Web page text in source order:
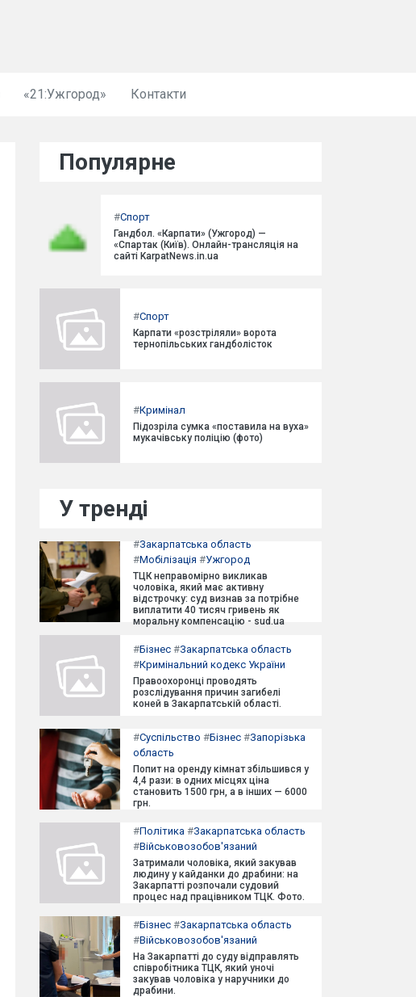
«21:Ужгород» Контакти
Популярне
#Спорт
Гандбол. «Карпати» (Ужгород) —
«Спартак (Київ). Онлайн-трансляція на
сайті KarpatNews.in.ua
#Спорт
Карпати «розстріляли» ворота
тернопільських гандболісток
#Кримінал
Підозріла сумка «поставила на вуха»
мукачівську поліцію (фото)
У тренді
#Закарпатська область
#Мобілізація #Ужгород
ТЦК неправомірно викликав
чоловіка, який має активну
відстрочку: суд визнав за потрібне
виплатити 40 тисяч гривень як
моральну компенсацію - sud.ua
#Бізнес #Закарпатська область
#Кримінальний кодекс України
Правоохоронці проводять
розслідування причин загибелі
коней в Закарпатській області.
#Суспільство #Бізнес #Запорізька
область
Попит на оренду кімнат збільшився у
4,4 рази: в одних місцях ціна
становить 1500 грн, а в інших — 6000
грн.
#Політика #Закарпатська область
#Військовозобов'язаний
Затримали чоловіка, який закував
людину у кайданки до драбини: на
Закарпатті розпочали судовий
процес над працівником ТЦК. Фото.
#Бізнес #Закарпатська область
#Військовозобов'язаний
На Закарпатті до суду відправлять
співробітника ТЦК, який уночі
закував чоловіка у наручники до
драбини.